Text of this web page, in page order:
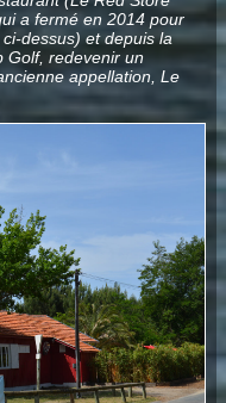
a fermé en 2014 pour
dessus) et depuis la
Golf, redevenir un
appellation, Le